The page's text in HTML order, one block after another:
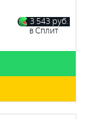
3 543 руб.
в Сплит